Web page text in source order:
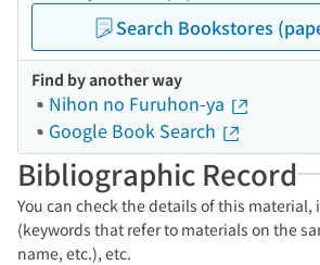
Search Bookstores
Find by another way
Nihon no Furuhon-ya
Google Book Search
Bibliographic Record
You can check the details of this material,
(keywords that refer to materials on the
name, etc.), etc.